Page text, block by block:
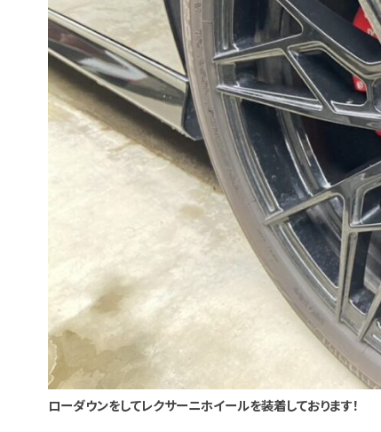
ローダウンをしてレクサーニホイールを装着しております！